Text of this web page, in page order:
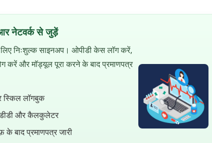
नेटवर्क से जुड़ें
निःशुल्क साइनअप। ओपीडी केस लॉग करें,
करें और मॉड्यूल पूरा करने के बाद प्रमाणपत्र
स्किल लॉगबुक
ईडीडी और कैलकुलेटर
बाद प्रमाणपत्र जारी